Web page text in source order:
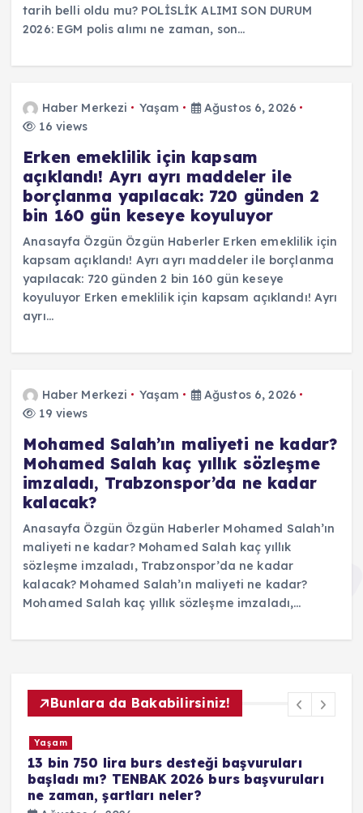
tarih belli oldu mu? POLİSLİK ALIMI SON DURUM
2026: EGM polis alımı ne zaman, son…
Haber Merkezi Yaşam
Ağustos 6, 2026
16 views
Erken emeklilik için kapsam
açıklandı! Ayrı ayrı maddeler ile
borçlanma yapılacak: 720 günden 2
bin 160 gün keseye koyuluyor
Anasayfa Özgün Özgün Haberler Erken emeklilik için
kapsam açıklandı! Ayrı ayrı maddeler ile borçlanma
yapılacak: 720 günden 2 bin 160 gün keseye
koyuluyor Erken emeklilik için kapsam açıklandı! Ayrı
ayrı…
Haber Merkezi Yaşam
Ağustos 6, 2026
19 views
Mohamed Salah’ın maliyeti ne kadar?
Mohamed Salah kaç yıllık sözleşme
imzaladı, Trabzonspor’da ne kadar
kalacak?
Anasayfa Özgün Özgün Haberler Mohamed Salah’ın
maliyeti ne kadar? Mohamed Salah kaç yıllık
sözleşme imzaladı, Trabzonspor’da ne kadar
kalacak? Mohamed Salah’ın maliyeti ne kadar?
Mohamed Salah kaç yıllık sözleşme imzaladı,…
Bunlara da Bakabilirsiniz!
başvuruları
burs başvuruları
POLİSLİK ALIMI SON
polis alımı ne zaman, son
mu?